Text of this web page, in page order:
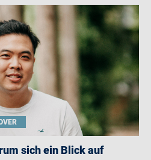
sich ein Blick auf